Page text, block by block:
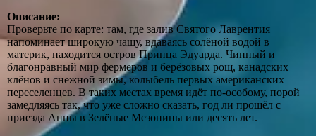
Описание:
Проверьте по карте: там, где залив Святого Лаврентия
напоминает широкую чашу, вдаваясь солёной водой в
материк, находится остров Принца Эдуарда. Чинный и
благонравный мир фермеров и берёзовых рощ, канадских
клёнов и снежной зимы, колыбель первых американских
переселенцев. В таких местах время идёт по-особому, порой
замедляясь так, что уже сложно сказать, год ли прошёл с
приезда Анны в Зелёные Мезонины или десять лет.